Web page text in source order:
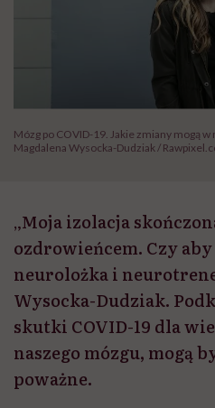
Mózg po COVID-19. Jakie zmiany mogą
Magdalena Wysocka-Dudziak /
„Moja izolacja
ozdrowieńcem. Czy
neurolożka i
Wysocka-Dudziak.
skutki COVID-19 dla
naszego mózgu, mogą
poważne.